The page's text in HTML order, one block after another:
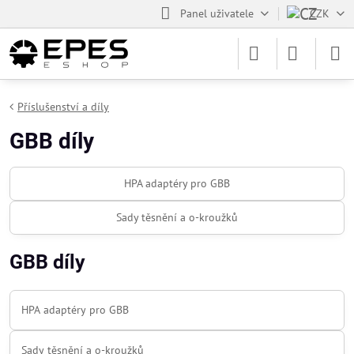
Panel uživatele CZK
Příslušenství a díly
GBB díly
HPA adaptéry pro GBB
Sady těsnění a o-kroužků
GBB díly
HPA adaptéry pro GBB
Sady těsnění a o-kroužků